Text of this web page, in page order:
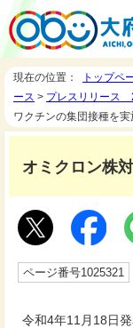
現在の位置： トップペ
ース > プレスリリース
ワクチンの集団接種を実
オミクロン株
ページ番号1025321
令和4年11月18日